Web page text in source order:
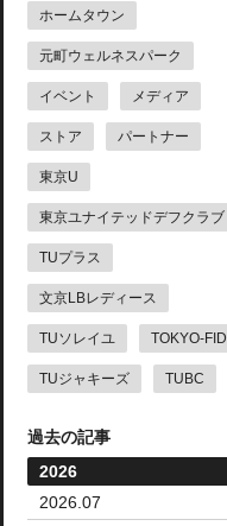
ホームタウン
元町ウェルネスパーク
イベント メディア
ストア パートナー
東京U
東京ユナイテッドデフクラブ
TUプラス
文京LBレディース
TUソレイユ TOKYO-FID
TUジャキーズ TUBC
過去の記事
2026
2026.07